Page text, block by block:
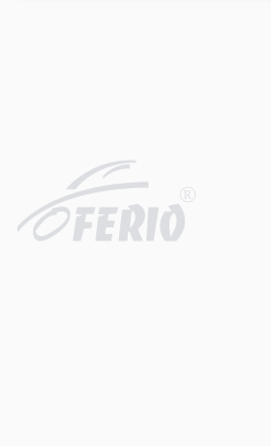
R